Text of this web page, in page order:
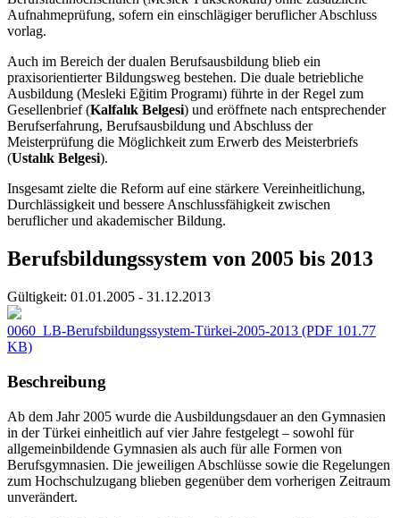
Aufnahmeprüfung, sofern ein einschlägiger beruflicher Abschluss
vorlag.
Auch im Bereich der dualen Berufsausbildung blieb ein
praxisorientierter Bildungsweg bestehen. Die duale betriebliche
Ausbildung (Mesleki Eğitim Programı) führte in der Regel zum
Gesellenbrief (Kalfalık Belgesi) und eröffnete nach entsprechender
Berufserfahrung, Berufsausbildung und Abschluss der
Meisterprüfung die Möglichkeit zum Erwerb des Meisterbriefs
(Ustalık Belgesi).
Insgesamt zielte die Reform auf eine stärkere Vereinheitlichung,
Durchlässigkeit und bessere Anschlussfähigkeit zwischen
beruflicher und akademischer Bildung.
Berufsbildungssystem von 2005 bis 2013
Gültigkeit: 01.01.2005 - 31.12.2013
0060_LB-Berufsbildungssystem-Türkei-2005-2013 (PDF 101.77
KB)
Beschreibung
Ab dem Jahr 2005 wurde die Ausbildungsdauer an den Gymnasien
in der Türkei einheitlich auf vier Jahre festgelegt – sowohl für
allgemeinbildende Gymnasien als auch für alle Formen von
Berufsgymnasien. Die jeweiligen Abschlüsse sowie die Regelungen
zum Hochschulzugang blieben gegenüber dem vorherigen Zeitraum
unverändert.